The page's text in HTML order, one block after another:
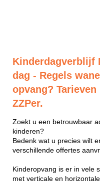
Kinderdagverblijf
dag - Regels
opvang?
ZZPer.
Zoekt u een betrouwbaar
kinderen?
Bedenk wat u precies wilt
verschillende offertes
Kinderopvang is er in vele
met verticale en